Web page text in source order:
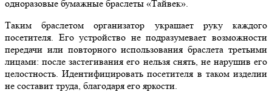
одноразовые бумажные браслеты «Тайвек».
Таким браслетом организатор украшает руку каждого
посетителя. Его устройство не подразумевает возможности
передачи или повторного использования браслета третьими
лицами: после застегивания его нельзя снять, не нарушив его
целостность. Идентифицировать посетителя в таком изделии
не составит труда, благодаря его яркости.